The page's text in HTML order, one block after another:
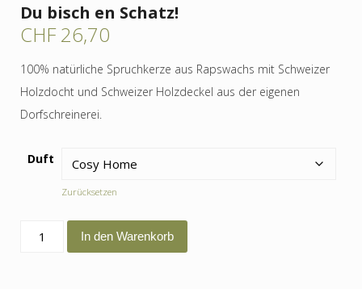
Du bisch en Schatz!
CHF26,70
100% natürliche Spruchkerze aus Rapswachs mit Schweizer
Holzdocht und Schweizer Holzdeckel aus der eigenen
Dorfschreinerei.
Duft
Zurücksetzen
In den Warenkorb